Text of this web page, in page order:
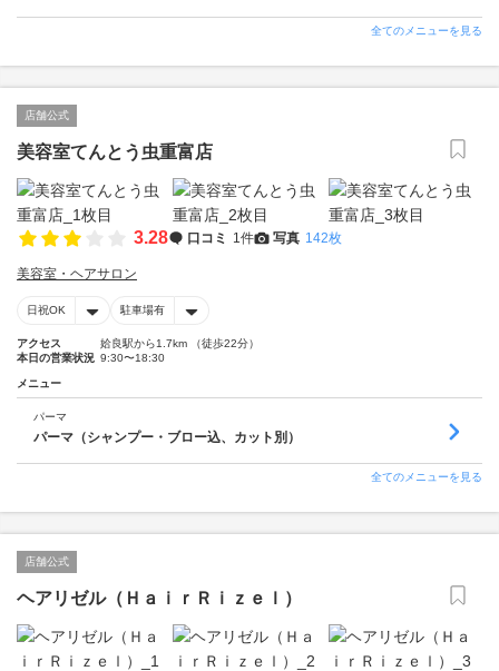
全てのメニューを見る
店舗公式
美容室てんとう虫重富店
3.28 口コミ 1件 写真 142枚
美容室・ヘアサロン
日祝OK 駐車場有
アクセス
姶良駅から1.7km （徒歩22分）
本日の営業状況 9:30〜18:30
メニュー
パーマ
パーマ（シャンプー・ブロー込、カット別）
全てのメニューを見る
店舗公式
ヘアリゼル（ＨａｉｒＲｉｚｅｌ）